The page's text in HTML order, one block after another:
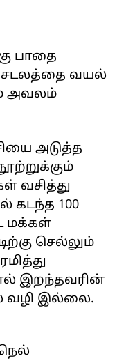
பாதை
சடலத்தை வயல்
அவலம்
அடுத்த
வசித்து
கடந்த 100
மக்கள்
செல்லும்
இறந்தவரின்
வழி இல்லை.